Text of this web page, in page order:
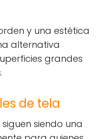
y una estética
alternativa
grandes
de tela
siendo una